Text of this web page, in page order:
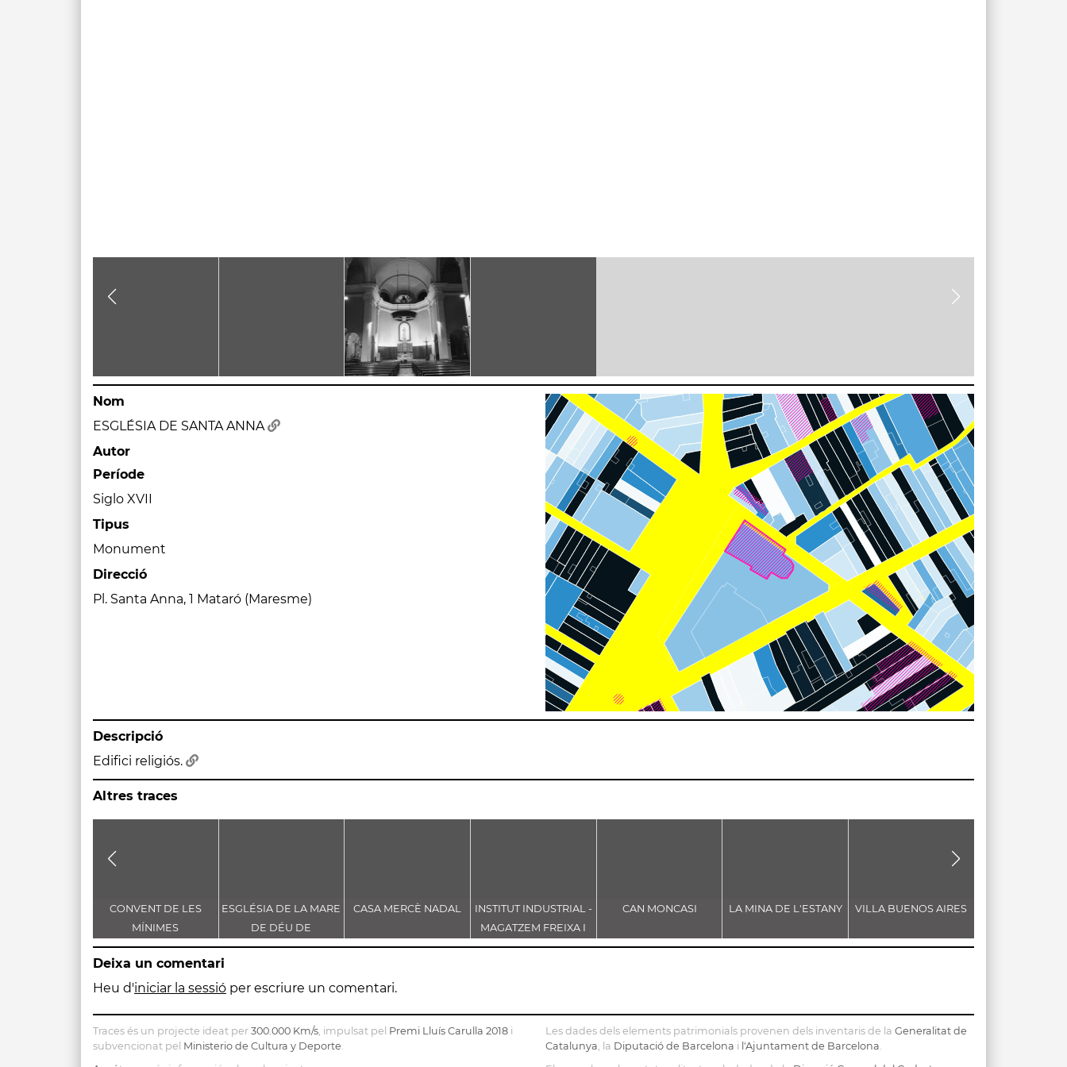
Nom
ESGLÉSIA DE SANTA ANNA
Autor
Període
Siglo XVII
Tipus
Monument
Direcció
Pl. Santa Anna, 1 Mataró (Maresme)
Descripció
Edifici religiós.
Altres traces
CONVENT DE LES
MÍNIMES
ESGLÉSIA DE LA MARE
DE DÉU DE
L'ASSUMPCIÓ
CASA MERCÈ NADAL
INSTITUT INDUSTRIAL -
MAGATZEM FREIXA I
SANS
CAN MONCASI LA MINA DE L'ESTANY VILLA BUENOS AIRES
Deixa un comentari
Heu d'iniciar la sessió per escriure un comentari.
Traces és un projecte ideat per 300.000 Km/s, impulsat pel Premi Lluís Carulla 2018 i
subvencionat pel Ministerio de Cultura y Deporte.
Les dades dels elements patrimonials provenen dels inventaris de la Generalitat de
Catalunya, la Diputació de Barcelona i l'Ajuntament de Barcelona.